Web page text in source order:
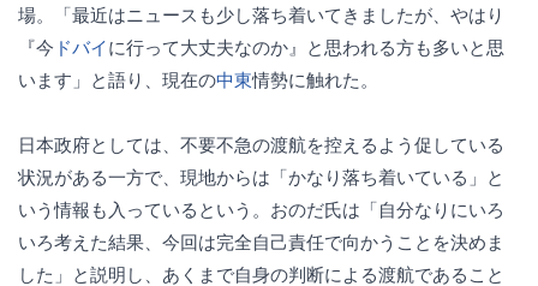
場。「最近はニュースも少し落ち着いてきましたが、やはり
『今 ドバイに行って大丈夫なのか』と思われる方も多いと思
います」と語り、現在の中東情勢に触れた。
日本政府としては、不要不急の渡航を控えるよう促している
状況がある一方で、現地からは「かなり落ち着いている」と
いう情報も入っているという。おのだ氏は「自分なりにいろ
いろ考えた結果、今回は完全自己責任で向かうことを決めま
した」と説明し、あくまで自身の判断による渡航であること